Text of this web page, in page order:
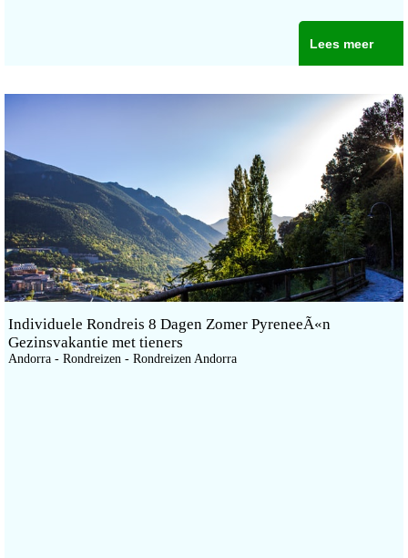
Lees meer
Individuele Rondreis 8 Dagen Zomer PyreneeÃ«n
Gezinsvakantie met tieners
Andorra - Rondreizen - Rondreizen Andorra